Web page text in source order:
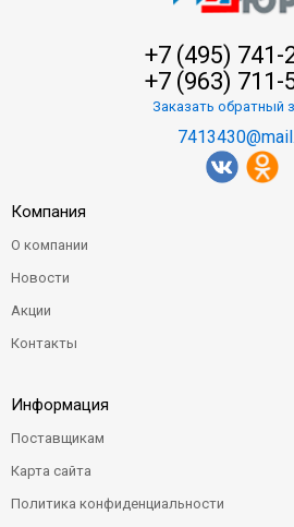
+7 (495) 741-
+7 (963) 711-
Заказать обратный
Компания
О компании
Новости
Акции
Контакты
Информация
Поставщикам
Карта сайта
Политика конфиденциальности